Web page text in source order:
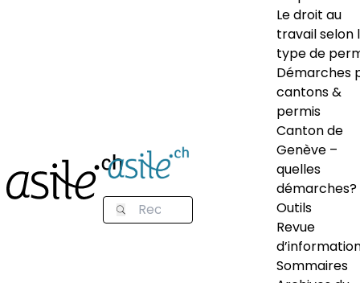
Le droit au
travail selon
type de
Démarches
cantons &
permis
Canton de
Genève –
quelles
démarches?
Outils
Revue
Sommaires